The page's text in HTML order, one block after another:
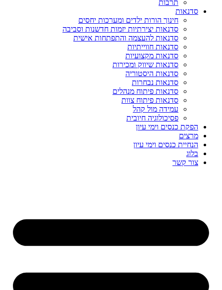
תרבות
סדנאות
חינוך הורות ילדים ומערכות יחסים
סדנאות יצירתיות יזמות חדשנות וסביבה
סדנאות להעצמה והתפתחות אישית
סדנאות חווייתיות
סדנאות מקצועיות
סדנאות שיווק ומכירות
סדנאות היסטוריה
סדנאות נבחרות
סדנאות פיתוח מנהלים
סדנאות פיתוח צוות
עמידה מול קהל
פסיכולוגיה חיובית
הפקת כנסים וימי עיון
מרצים
הנחיית כנסים וימי עיון
בלוג
צור קשר